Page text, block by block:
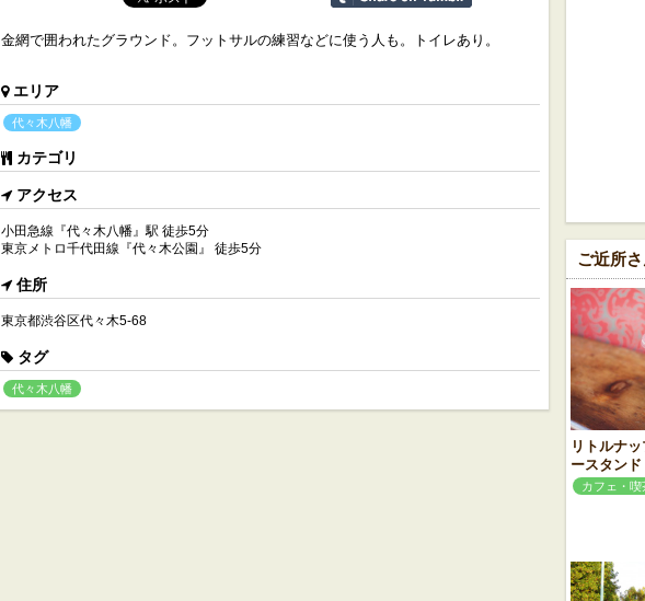
金網で囲われたグラウンド。フットサルの練習などに使う人も。トイレあり。
エリア
代々木八幡
カテゴリ
アクセス
小田急線『代々木八幡』駅 徒歩5分
東京メトロ千代田線『代々木公園』 徒歩5分
住所
東京都渋谷区代々木5-68
タグ
代々木八幡
ご近所
リトルナ
ースタンド
カフェ・喫